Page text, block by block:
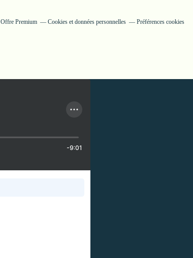
Offre Premium Cookies et données personnelles Préférences cookies
-9:01